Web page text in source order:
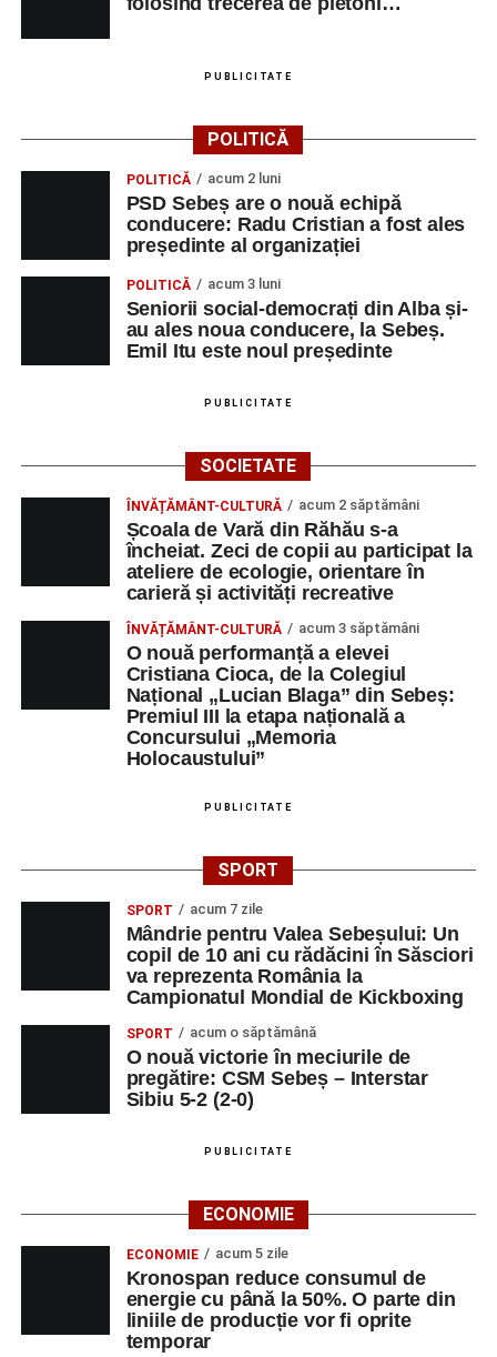
PUBLICITATE
POLITICĂ
POLITICĂ acum 2 luni
PSD Sebeș are o nouă echipă
conducere: Radu Cristian a fost ales
președinte al organizației
POLITICĂ acum 3 luni
Seniorii social-democrați din Alba și-
au ales noua conducere, la Sebeș.
Emil Itu este noul președinte
PUBLICITATE
SOCIETATE
ÎNVĂȚĂMÂNT-CULTURĂ acum 2 săptămâni
Școala de Vară din Răhău s-a
încheiat. Zeci de copii au participat la
ateliere de ecologie, orientare în
carieră și activități recreative
ÎNVĂȚĂMÂNT-CULTURĂ acum 3 săptămâni
O nouă performanță a elevei
Cristiana Cioca, de la Colegiul
Național „Lucian Blaga” din Sebeș:
Premiul III la etapa națională a
Concursului „Memoria
Holocaustului”
PUBLICITATE
SPORT
SPORT acum 7 zile
Mândrie pentru Valea Sebeșului: Un
copil de 10 ani cu rădăcini în Săsciori
va reprezenta România la
Campionatul Mondial de Kickboxing
SPORT acum o săptămână
O nouă victorie în meciurile de
pregătire: CSM Sebeș – Interstar
Sibiu 5-2 (2-0)
PUBLICITATE
ECONOMIE
ECONOMIE acum 5 zile
Kronospan reduce consumul de
energie cu până la 50%. O parte din
liniile de producție vor fi oprite
temporar